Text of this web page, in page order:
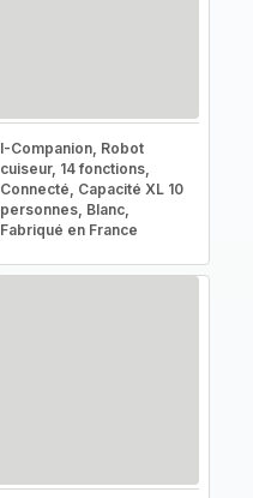
I-Companion, Robot
cuiseur, 14 fonctions,
Connecté, Capacité XL 10
personnes, Blanc,
Fabriqué en France